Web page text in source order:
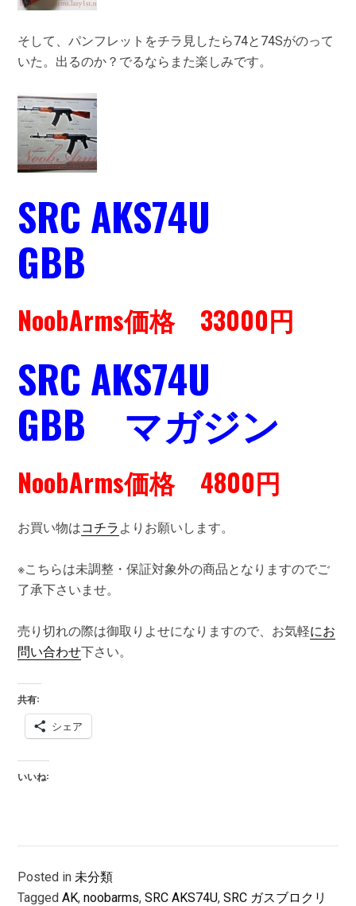
そして、パンフレットをチラ見したら74と74Sがのって
いた。出るのか？でるならまた楽しみです。
SRC AKS74U
GBB
NoobArms価格 33000円
SRC AKS74U
GBB マガジン
NoobArms価格 4800円
お買い物はコチラ よりお願いします。
※こちらは未調整・保証対象外の商品となりますのでご
了承下さいませ。
売り切れの際は御取りよせになりますので、お気軽にお
問い合わせ下さい。
共有:
シェア
いいね:
Posted in 未分類
TaggedAK,noobarms,SRC AKS74U,SRC ガスブロクリ